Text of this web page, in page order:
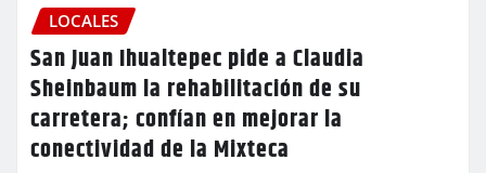
LOCALES
San Juan Ihualtepec pide a Claudia
Sheinbaum la rehabilitación de su
carretera; confían en mejorar la
conectividad de la Mixteca